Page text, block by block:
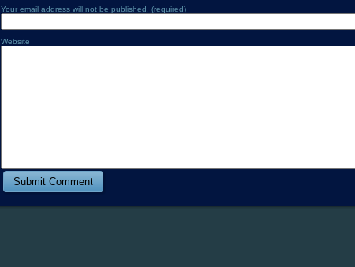
Your email address will not be published. (required)
Website